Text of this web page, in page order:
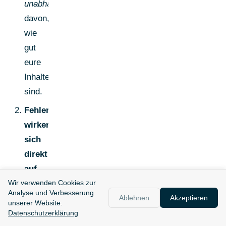
unabhängig
davon,
wie
gut
eure
Inhalte
sind.
Fehler
wirken
sich
direkt
auf
Pipeline
aus:
Wenn
Wir verwenden Cookies zur
Analyse und Verbesserung
unserer Website.
Datenschutzerklärung
Ablehnen Akzeptieren